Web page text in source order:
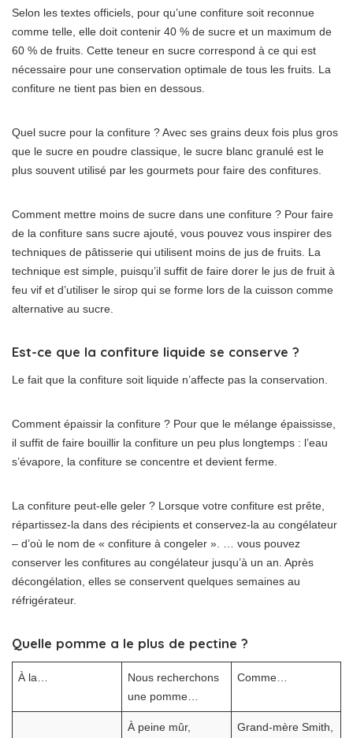
Selon les textes officiels, pour qu’une confiture soit reconnue
comme telle, elle doit contenir 40 % de sucre et un maximum de
60 % de fruits. Cette teneur en sucre correspond à ce qui est
nécessaire pour une conservation optimale de tous les fruits. La
confiture ne tient pas bien en dessous.
Quel sucre pour la confiture ? Avec ses grains deux fois plus gros
que le sucre en poudre classique, le sucre blanc granulé est le
plus souvent utilisé par les gourmets pour faire des confitures.
Comment mettre moins de sucre dans une confiture ? Pour faire
de la confiture sans sucre ajouté, vous pouvez vous inspirer des
techniques de pâtisserie qui utilisent moins de jus de fruits. La
technique est simple, puisqu’il suffit de faire dorer le jus de fruit à
feu vif et d’utiliser le sirop qui se forme lors de la cuisson comme
alternative au sucre.
Est-ce que la confiture liquide se conserve ?
Le fait que la confiture soit liquide n’affecte pas la conservation.
Comment épaissir la confiture ? Pour que le mélange épaississe,
il suffit de faire bouillir la confiture un peu plus longtemps : l’eau
s’évapore, la confiture se concentre et devient ferme.
La confiture peut-elle geler ? Lorsque votre confiture est prête,
répartissez-la dans des récipients et conservez-la au congélateur
– d’où le nom de « confiture à congeler ». … vous pouvez
conserver les confitures au congélateur jusqu’à un an. Après
décongélation, elles se conservent quelques semaines au
réfrigérateur.
Quelle pomme a le plus de pectine ?
À la…
Nous recherchons
une pomme…
Comme…
À peine mûr,
Grand-mère Smith,